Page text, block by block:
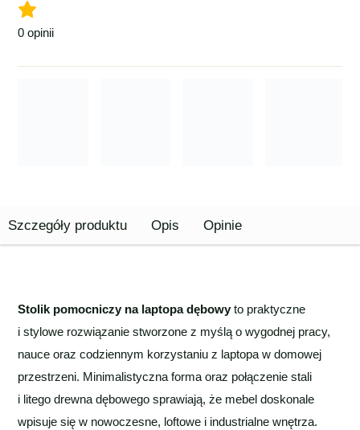
0 opinii
Szczegóły produktu Opis Opinie
Stolik pomocniczy na laptopa dębowy to praktyczne
i stylowe rozwiązanie stworzone z myślą o wygodnej pracy,
nauce oraz codziennym korzystaniu z laptopa w domowej
przestrzeni. Minimalistyczna forma oraz połączenie stali
i litego drewna dębowego sprawiają, że mebel doskonale
wpisuje się w nowoczesne, loftowe i industrialne wnętrza.